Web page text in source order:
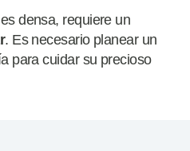
densa, requiere un
. Es necesario planear un
para cuidar su precioso